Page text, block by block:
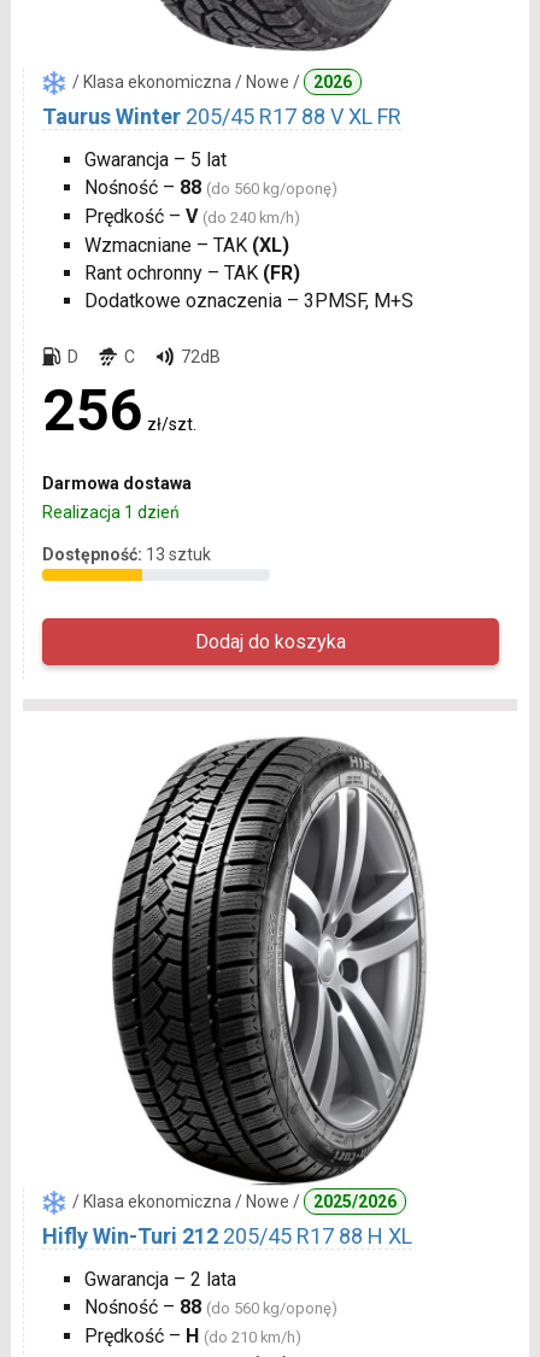
/ Klasa ekonomiczna / Nowe / 2026
Taurus Winter 205/45 R17 88 V XL FR
Gwarancja – 5 lat
Nośność – 88 (do 560 kg/oponę)
Prędkość – V (do 240 km/h)
Wzmacniane – TAK (XL)
Rant ochronny – TAK (FR)
Dodatkowe oznaczenia – 3PMSF, M+S
D C 72dB
256 zł/szt.
Darmowa dostawa
Realizacja 1 dzień
Dostępność: 13 sztuk
/ Klasa ekonomiczna / Nowe / 2025/2026
Hifly Win-Turi 212 205/45 R17 88 H XL
Gwarancja – 2 lata
Nośność – 88 (do 560 kg/oponę)
Prędkość – H (do 210 km/h)